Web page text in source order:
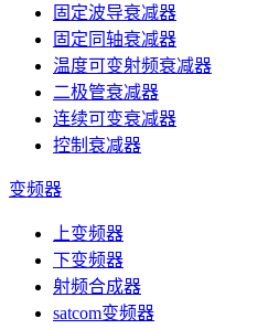
固定波导衰减器
固定同轴衰减器
温度可变射频衰减器
二极管衰减器
连续可变衰减器
控制衰减器
变频器
上变频器
下变频器
射频合成器
satcom变频器